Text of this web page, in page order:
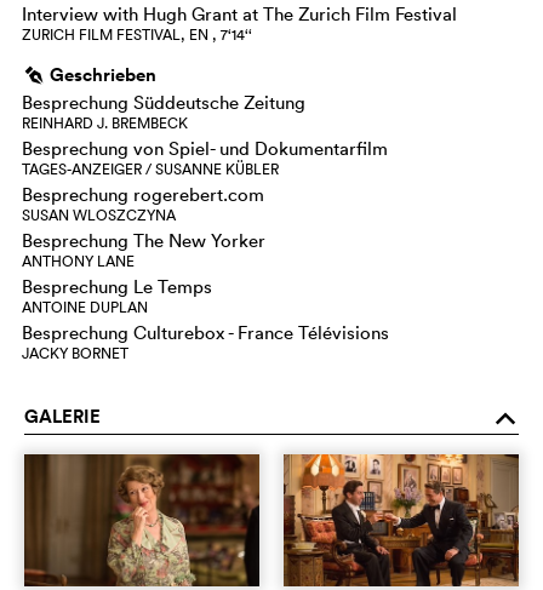
Interview with Hugh Grant at The Zurich Film Festival
ZURICH FILM FESTIVAL, EN , 7‘14‘‘
g Geschrieben
Besprechung Süddeutsche Zeitung
REINHARD J. BREMBECK
Besprechung von Spiel- und Dokumentarfilm
TAGES-ANZEIGER / SUSANNE KÜBLER
Besprechung rogerebert.com
SUSAN WLOSZCZYNA
Besprechung The New Yorker
ANTHONY LANE
Besprechung Le Temps
ANTOINE DUPLAN
Besprechung Culturebox - France Télévisions
JACKY BORNET
GALERIE o